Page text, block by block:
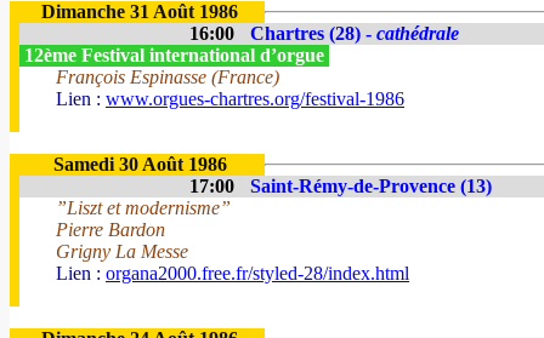
Dimanche 31 Août 1986
16:00
Chartres (28) - cathédrale
12ème Festival international d’orgue
François Espinasse (France)
Lien : www.orgues-chartres.org/festival-1986
Samedi 30 Août 1986
17:00
Saint-Rémy-de-Provence (13)
”Liszt et modernisme”
Pierre Bardon
Grigny La Messe
Lien : organa2000.free.fr/styled-28/index.html